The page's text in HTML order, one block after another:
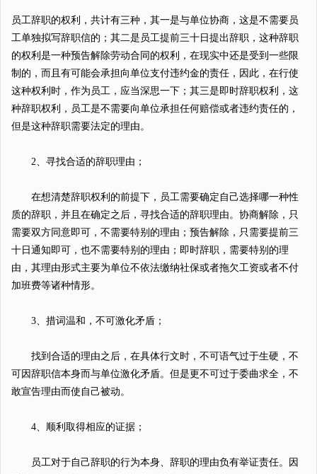
员工辞职的权利，共计有三种，其一是与单位协商，这是不需要员
工单独拟写辞职信的；其二是员工提前三十日提出辞职，这种辞职
的权利是一种预告解除劳动合同的权利，在现实中还是受到一些限
制的，而且有可能会承担向单位支付违约金的责任，因此，在行使
这种权利时，作为员工，应当深思一下；其三是即时辞职权利，这
种辞职权利，员工是不需要向单位承担任何赔偿或者违约责任的，
但是这种辞职需要法定的理由。
2、寻找合适的辞职理由；
在想清楚辞职权利的前提下，员工需要确定自己选择哪一种性
质的辞职，并且在确定之后，寻找合适的辞职理由。协商解除，只
需要双方同意即可，不需要特别的理由；预告解除，只需要提前三
十日通知即可，也不需要特别的理由；即时辞职，需要特别的理
由，其理由形式主要为单位不依法缴纳社保或者拖欠工资或者不付
加班费等诸种情形。
3、措词温和，不可激化矛盾；
找到合适的理由之后，在具体行文时，不可语气过于生硬，不
可因辞职信本身而与单位激化矛盾。但是更不可过于委曲求全，不
敢宣告理由而使自己被动。
4、顺利取得相应的证据；
员工对于自己辞职的行为本身、辞职的理由负有举证责任。因